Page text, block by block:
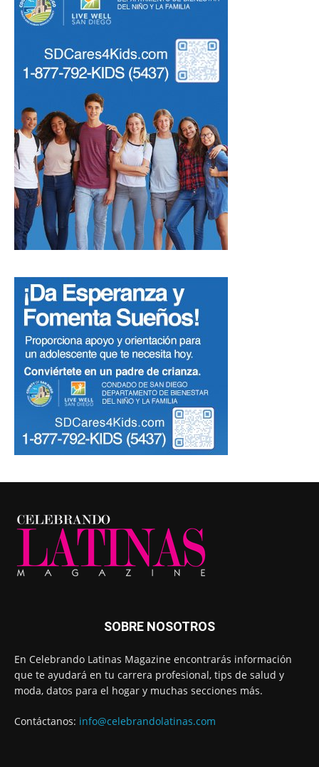
SOBRE NOSOTROS
En Celebrando Latinas Magazine encontrarás información
que te ayudará en tu carrera profesional, tips de salud y
moda, datos para el hogar y muchas secciones más.
Contáctanos: info@celebrandolatinas.com